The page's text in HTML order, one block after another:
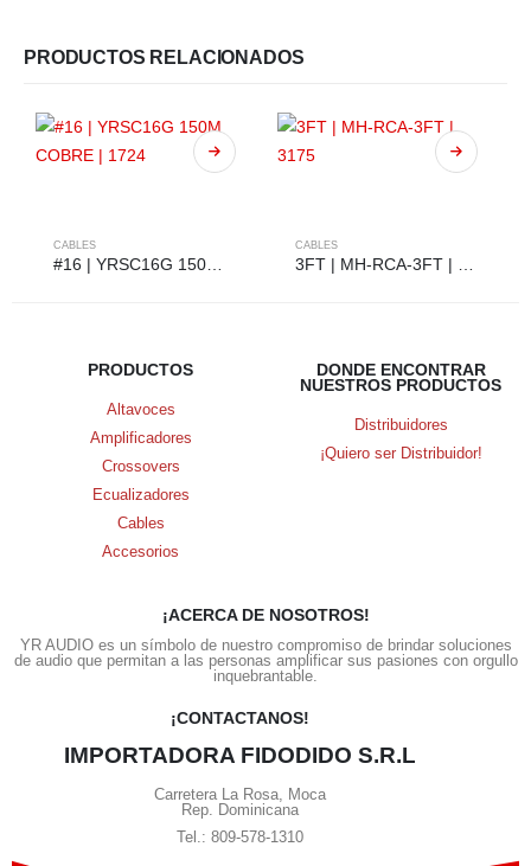
PRODUCTOS RELACIONADOS
CABLES CABLES
PRODUCTOS
Altavoces
Amplificadores
Crossovers
Ecualizadores
Cables
Accesorios
DONDE ENCONTRAR
NUESTROS PRODUCTOS
Distribuidores
¡Quiero ser Distribuidor!
¡ACERCA DE NOSOTROS!
YR AUDIO es un símbolo de nuestro compromiso de brindar soluciones
de audio que permitan a las personas amplificar sus pasiones con orgullo
inquebrantable.
¡CONTACTANOS!
IMPORTADORA FIDODIDO S.R.L
Carretera La Rosa, Moca
Rep. Dominicana
Tel.: 809-578-1310